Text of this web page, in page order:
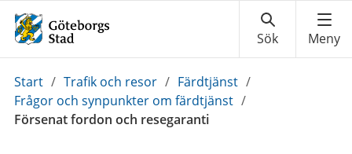
Du
är
här:
Start / Trafik och resor / Färdtjänst /
Frågor och synpunkter om färdtjänst /
Försenat fordon och resegaranti